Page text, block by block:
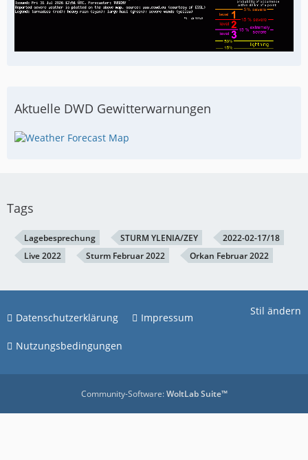
Aktuelle DWD Gewitterwarnungen
Tags
Lagebesprechung STURM YLENIA/ZEY
2022-02-17/18
Live 2022
Sturm Februar 2022 Orkan Februar 2022
Stil ändern
Datenschutzerklärung Impressum
Nutzungsbedingungen
Community-Software:WoltLab Suite™